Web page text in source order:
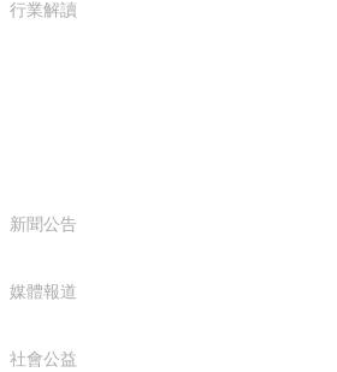
行業解讀
新聞公告
媒體報道
社會公益